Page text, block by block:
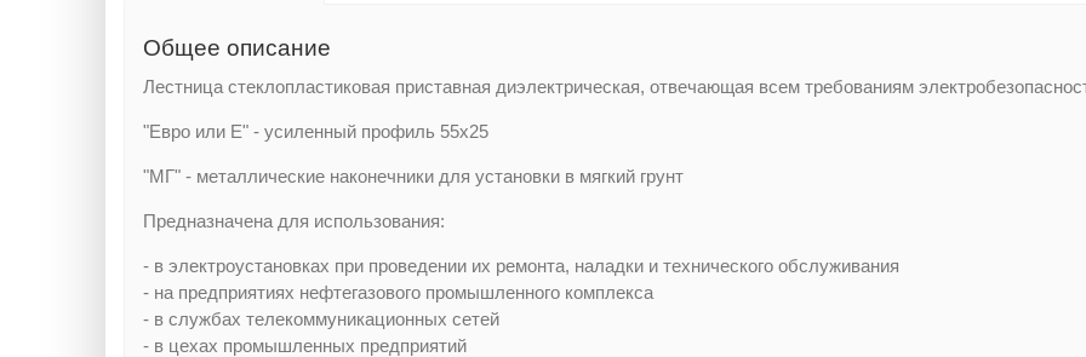
Общее описание
Лестница стеклопластиковая приставная диэлектрическая, отвечающая всем требованиям
"Евро или Е" - усиленный профиль 55х25
"МГ" - металлические наконечники для установки в мягкий грунт
Предназначена для использования:
- в электроустановках при проведении их ремонта, наладки и технического обслуживания
- на предприятиях нефтегазового промышленного комплекса
- в службах телекоммуникационных сетей
- в цехах промышленных предприятий